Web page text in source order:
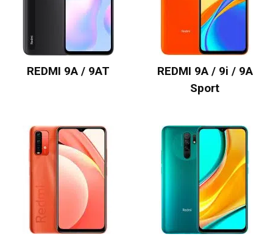
REDMI 9A / 9AT
REDMI 9A / 9i / 9A
Sport